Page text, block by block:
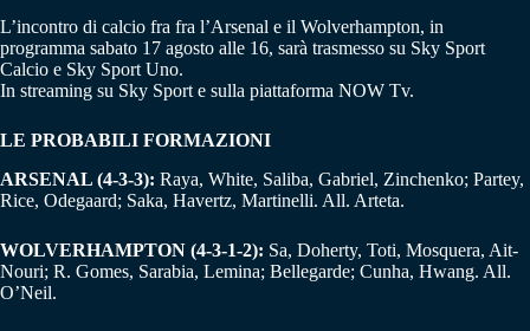
L’incontro di calcio fra fra l’Arsenal e il Wolverhampton, in
programma sabato 17 agosto alle 16, sarà trasmesso su Sky Sport
Calcio e Sky Sport Uno.
In streaming su Sky Sport e sulla piattaforma NOW Tv.
LE PROBABILI FORMAZIONI
ARSENAL (4-3-3): Raya, White, Saliba, Gabriel, Zinchenko; Partey,
Rice, Odegaard; Saka, Havertz, Martinelli. All. Arteta.
WOLVERHAMPTON (4-3-1-2): Sa, Doherty, Toti, Mosquera, Ait-
Nouri; R. Gomes, Sarabia, Lemina; Bellegarde; Cunha, Hwang. All.
O’Neil.